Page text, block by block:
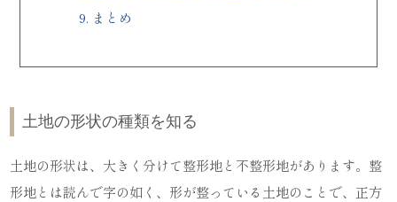
9. まとめ
土地の形状の種類を知る
土地の形状は、大きく分けて整形地と不整形地があります。整
形地とは読んで字の如く、形が整っている土地のことで、正方